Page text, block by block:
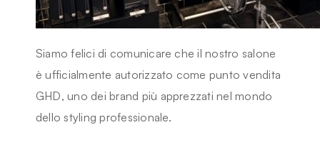
Siamo felici di comunicare che il nostro salone
è ufficialmente autorizzato come punto vendita
GHD, uno dei brand più apprezzati nel mondo
dello styling professionale.